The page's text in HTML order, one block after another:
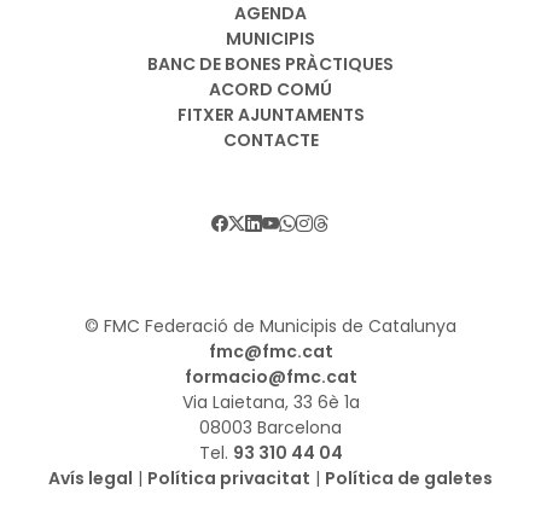
AGENDA
MUNICIPIS
BANC DE BONES PRÀCTIQUES
ACORD COMÚ
FITXER AJUNTAMENTS
CONTACTE
© FMC Federació de Municipis de Catalunya
fmc@fmc.cat
formacio@fmc.cat
Via Laietana, 33 6è 1a
08003 Barcelona
Tel. 93 310 44 04
Avís legal | Política privacitat | Política de galetes